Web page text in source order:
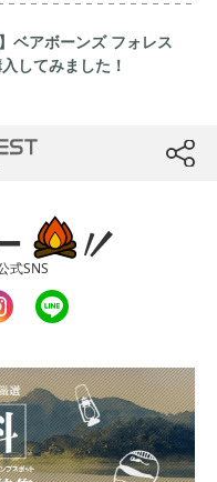
ベアボーンズ フォレス
してみました！
btn
式SNS
line